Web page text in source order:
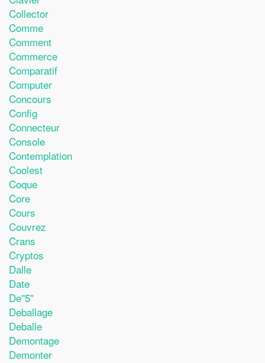
Collector
Comme
Comment
Commerce
Comparatif
Computer
Concours
Config
Connecteur
Console
Contemplation
Coolest
Coque
Core
Cours
Couvrez
Crans
Cryptos
Dalle
Date
De''5''
Deballage
Deballe
Demontage
Demonter